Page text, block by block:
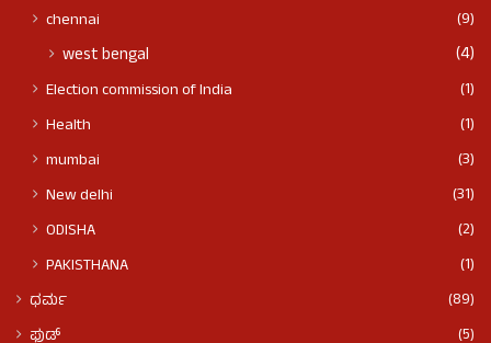
chennai
(9)
west bengal (4)
Election commission of India
(1)
Health
(1)
mumbai
(3)
New delhi
(31)
ODISHA
(2)
PAKISTHANA
(1)
ಧರ್ಮ
(89)
ಫುಡ್​​
(5)